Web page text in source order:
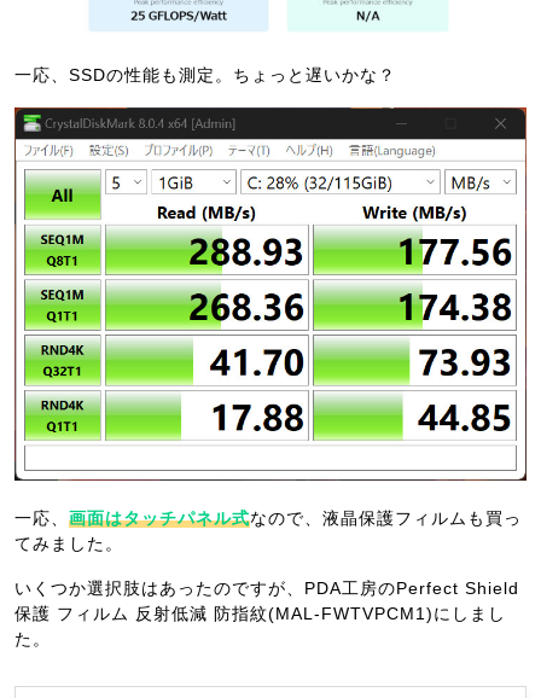
一応、SSDの性能も測定。ちょっと遅いかな？
一応、 画面はタッチパネル式なので、液晶保護フィルムも買っ
てみました。
いくつか選択肢はあったのですが、PDA工房のPerfect Shield
保護 フィルム 反射低減 防指紋(MAL-FWTVPCM1)にしまし
た。